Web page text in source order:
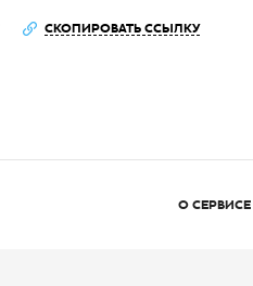
СКОПИРОВАТЬ ССЫЛКУ
О СЕРВИСЕ